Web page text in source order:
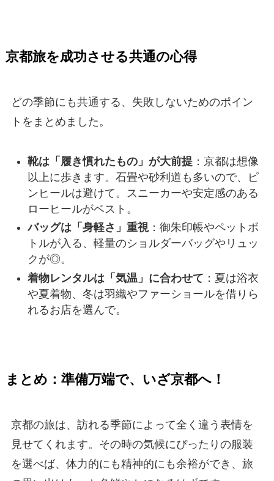
京都旅を成功させる共通の心得
どの季節にも共通する、失敗しないためのポイン
トをまとめました。
靴は「履き慣れたもの」が大前提：京都は想像
以上に歩きます。石畳や砂利道も多いので、ピ
ンヒールは避けて。スニーカーや安定感のある
ローヒールがベスト。
バッグは「身軽さ」重視：御朱印帳やペットボ
トルが入る、軽量のショルダーバッグやリュッ
クが◎。
着物レンタルは「気温」に合わせて ：夏は浴衣
や夏着物、冬は羽織やファーショールを借りら
れるお店を選んで。
まとめ：準備万端で、いざ京都へ！
京都の旅は、訪れる季節によって全く違う表情を
見せてくれます。その時の気候にぴったりの服装
を選べば、体力的にも精神的にも余裕ができ、旅